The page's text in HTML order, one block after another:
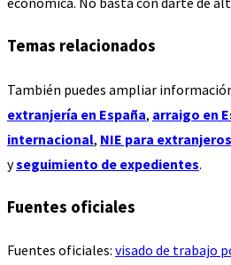
Temas relacionados
También puedes ampliar
extranjería en España, arraigo en
internacional, NIE para extranjeros
yseguimiento de expedientes.
Fuentes oficiales
Fuentes oficiales: visado de trabajo